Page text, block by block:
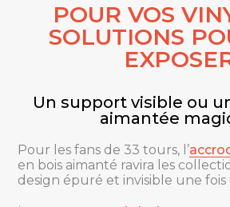
POUR VOS
SOLUTIONS
Un support visible ou
aimantée
Pour les fans de 33 tours, l’
en bois aimanté ravira les
design épuré et invisible une